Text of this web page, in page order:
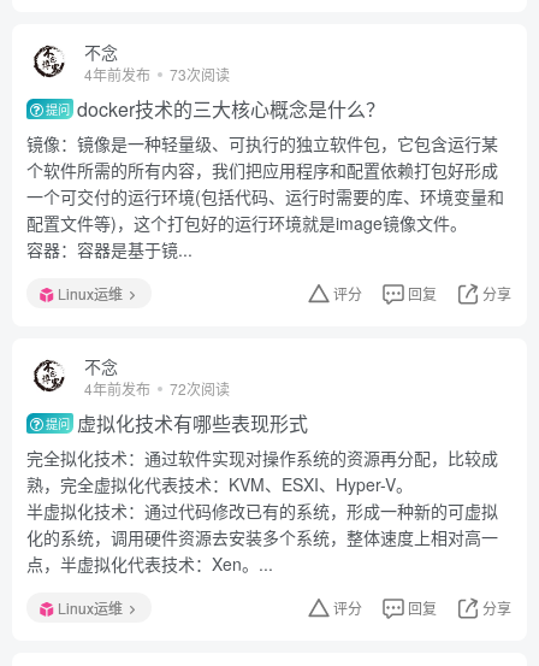
不念
4年前发布 73次阅读
提问 docker技术的三大核心概念是什么？
镜像：镜像是一种轻量级、可执行的独立软件包，它包含运行某
个软件所需的所有内容，我们把应用程序和配置依赖打包好形成
一个可交付的运行环境(包括代码、运行时需要的库、环境变量和
配置文件等)，这个打包好的运行环境就是image镜像文件。
容器：容器是基于镜...
Linux运维 评分 回复 分享
不念
4年前发布 72次阅读
提问 虚拟化技术有哪些表现形式
完全拟化技术：通过软件实现对操作系统的资源再分配，比较成
熟，完全虚拟化代表技术：KVM、ESXI、Hyper-V。
半虚拟化技术：通过代码修改已有的系统，形成一种新的可虚拟
化的系统，调用硬件资源去安装多个系统，整体速度上相对高一
点，半虚拟化代表技术：Xen。...
Linux运维 评分 回复 分享